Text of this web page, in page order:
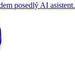
posedlý AI asistent.